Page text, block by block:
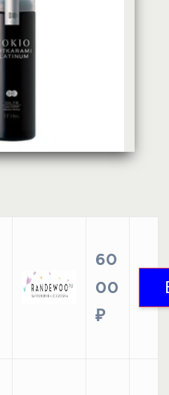
60
00
₽